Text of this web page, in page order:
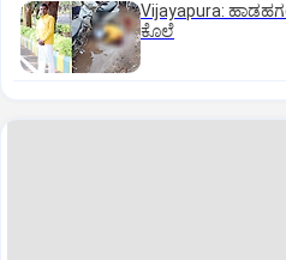
Vijayapura:
ಕೊಲೆ